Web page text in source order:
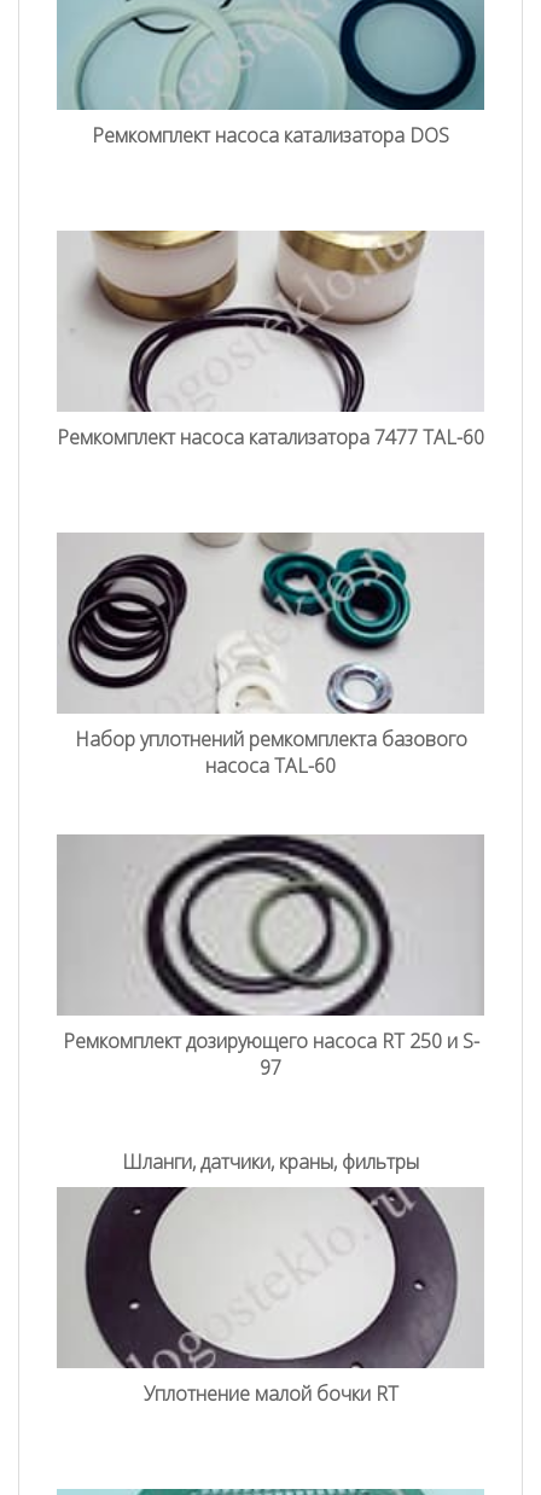
Ремкомплект насоса катализатора DOS
Ремкомплект насоса катализатора 7477 TAL-60
Набор уплотнений ремкомплекта базового
насоса TAL-60
Ремкомплект дозирующего насоса RT 250 и S-
97
Шланги, датчики, краны, фильтры
Уплотнение малой бочки RT